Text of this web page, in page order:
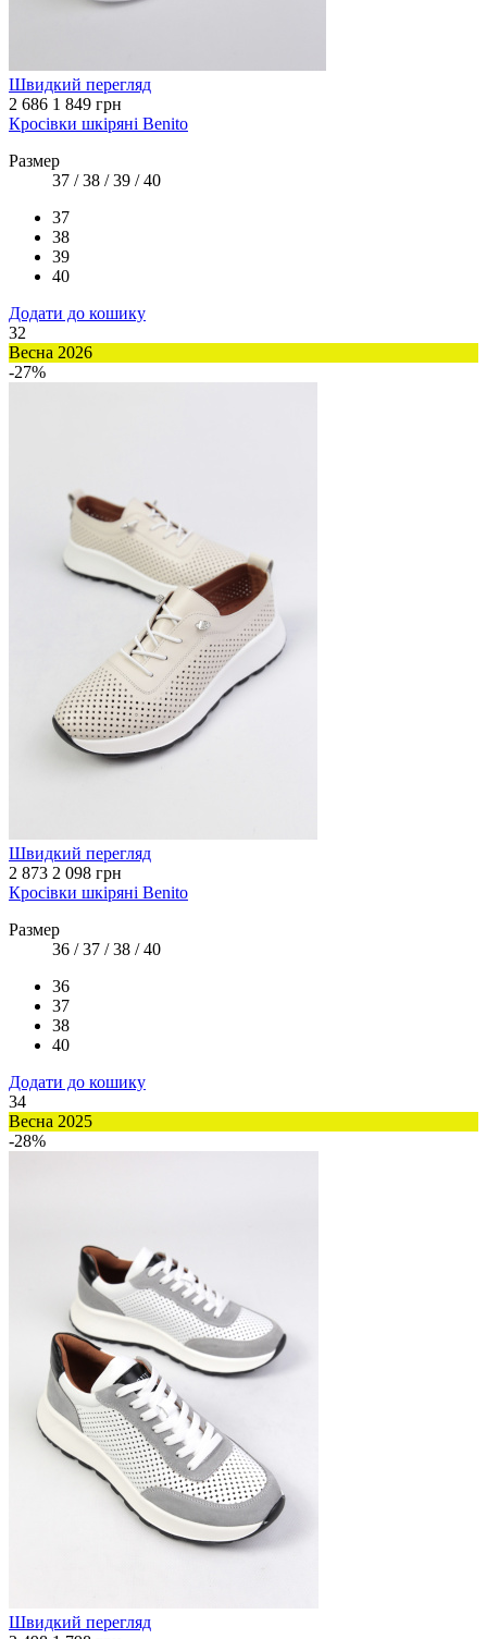
Швидкий перегляд
2 686 1 849 грн
Кросівки шкіряні Benito
Размер
37 / 38 / 39 / 40
37
38
39
40
Додати до кошику
32
Весна 2026
-27%
Швидкий перегляд
2 873 2 098 грн
Кросівки шкіряні Benito
Размер
36 / 37 / 38 / 40
36
37
38
40
Додати до кошику
34
Весна 2025
-28%
Швидкий перегляд